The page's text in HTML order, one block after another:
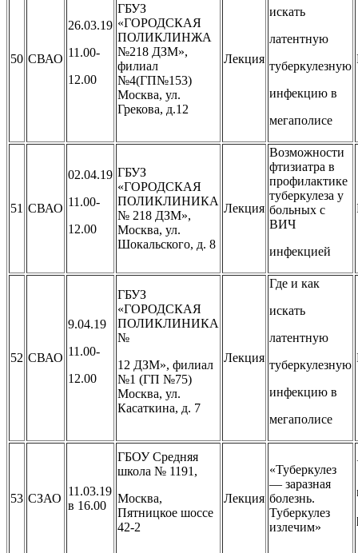
50 СВАО
26.03.19
11.00-
12.00
ГБУЗ
«ГОРОДСКАЯ
ПОЛИКЛИНЖА
№218 ДЗМ»,
филиал
№4(ГП№153)
Москва, ул.
Грекова, д.12
Лекция
искать
латентную
туберкулезную
инфекцию в
мегаполисе
51 СВАО
02.04.19
11.00-
12.00
ГБУЗ
«ГОРОДСКАЯ
ПОЛИКЛИНИКА
№ 218 ДЗМ»,
Москва, ул.
Шокальского, д. 8
Лекция
Возможности
фтизиатра в
профилактике
туберкулеза у
больных с
ВИЧ
инфекцией
52 СВАО
9.04.19
11.00-
12.00
ГБУЗ
«ГОРОДСКАЯ
ПОЛИКЛИНИКА
№
12 ДЗМ», филиал
№1 (ГП №75)
Москва, ул.
Касаткина, д. 7
Лекция
Где и как
искать
латентную
туберкулезную
инфекцию в
мегаполисе
53 СЗАО
11.03.19
в 16.00
ГБОУ Средняя
школа № 1191,
Москва,
Пятницкое шоссе
42-2
Лекция
«Туберкулез
— заразная
болезнь.
Туберкулез
излечим»